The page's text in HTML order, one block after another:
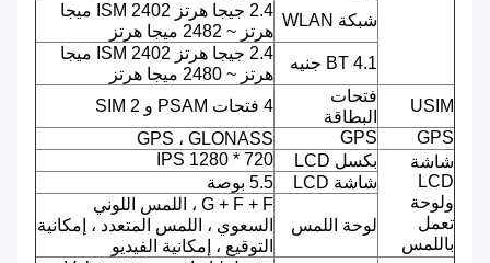
شبكة WLAN
2.4 جيجا هرتز ISM 2402 ميجا
هرتز ~ 2482 ميجا هرتز
BT 4.1 جنيه
2.4 جيجا هرتز ISM 2402 ميجا
هرتز ~ 2480 ميجا هرتز
USIM
فتحات
البطاقة
4 فتحات PSAM و 2 SIM
GPS
GPS
GPS ، GLONASS
شاشة
LCD
ولوحة
تعمل
باللمس
بكسل LCD
720 * 1280 IPS
شاشة LCD
5.5 بوصة
لوحة اللمس
G + F + F ، اللمس اللوني
السعوي ، اللمس المتعدد ، إمكانية
التوقيع ، إمكانية الفيديو